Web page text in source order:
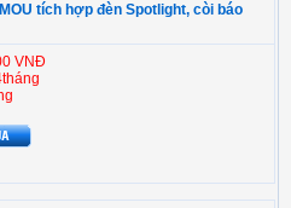
tích hợp đèn Spotlight, còi báo
VNĐ